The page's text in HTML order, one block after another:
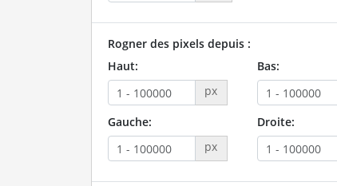
Rogner des pixels depuis :
Haut:
px
Bas:
Gauche:
px
Droite: